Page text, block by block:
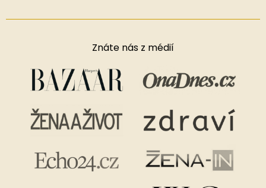
Znáte nás z médií